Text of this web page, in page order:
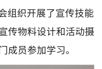
组织开展了宣传技能
传物料设计和活动摄
成员参加学习。